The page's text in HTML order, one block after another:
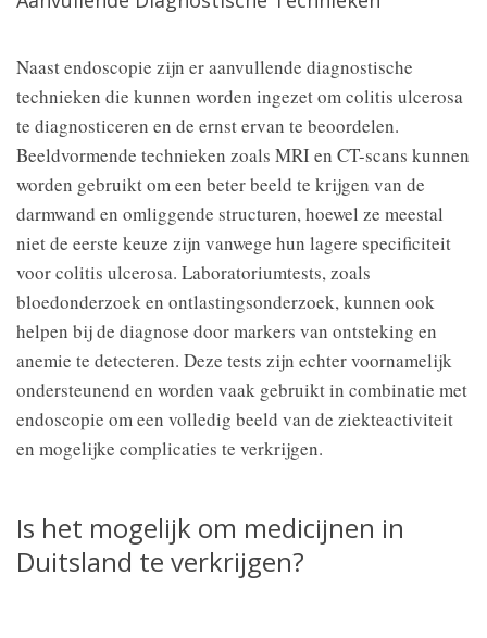
Naast endoscopie zijn er aanvullende diagnostische
technieken die kunnen worden ingezet om colitis ulcerosa
te diagnosticeren en de ernst ervan te beoordelen.
Beeldvormende technieken zoals MRI en CT-scans kunnen
worden gebruikt om een beter beeld te krijgen van de
darmwand en omliggende structuren, hoewel ze meestal
niet de eerste keuze zijn vanwege hun lagere specificiteit
voor colitis ulcerosa. Laboratoriumtests, zoals
bloedonderzoek en ontlastingsonderzoek, kunnen ook
helpen bij de diagnose door markers van ontsteking en
anemie te detecteren. Deze tests zijn echter voornamelijk
ondersteunend en worden vaak gebruikt in combinatie met
endoscopie om een volledig beeld van de ziekteactiviteit
en mogelijke complicaties te verkrijgen.
Is het mogelijk om medicijnen in
Duitsland te verkrijgen?